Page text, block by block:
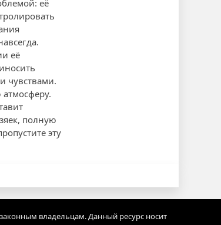
её
её
чувствами.
полную
эту
владельцам. Данный ресурс носит